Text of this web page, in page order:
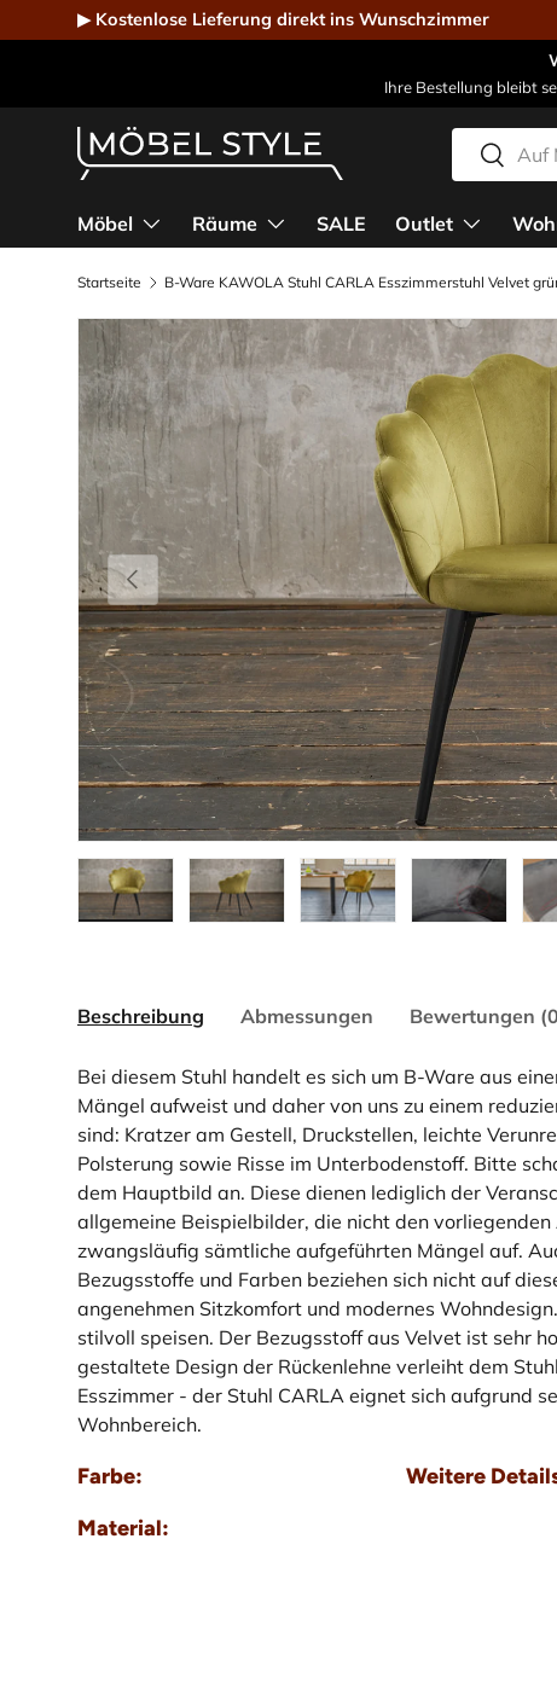
Direkt zum Inhalt
▶ Kostenlose Lieferung direkt ins Wunschzimmer
Ihre Bestellung bleibt
Suchen
Suchen
Möbel Räume SALE Outlet
Startseite B-Ware KAWOLA Stuhl CARLA Esszimmerstuhl Velvet
Vorherige
Bild 1 in Galerieansicht laden
Bild 2 in Galerieansicht laden
Bild 3 in Galerieansicht
Bild 4 in
Beschreibung Abmessungen Bewertungen
Bei diesem Stuhl handelt es sich um B-Ware aus
Mängel aufweist und daher von uns zu einem
sind: Kratzer am Gestell, Druckstellen, leichte
Polsterung sowie Risse im Unterbodenstoff. Bitte
dem Hauptbild an. Diese dienen lediglich der
allgemeine Beispielbilder, die nicht den
zwangsläufig sämtliche aufgeführten Mängel auf.
Bezugsstoffe und Farben beziehen sich nicht auf
angenehmen Sitzkomfort und modernes
stilvoll speisen. Der Bezugsstoff aus Velvet ist sehr
gestaltete Design der Rückenlehne verleiht dem
Esszimmer - der Stuhl CARLA eignet sich aufgrund
Wohnbereich.
Farbe:
Material:
Weitere